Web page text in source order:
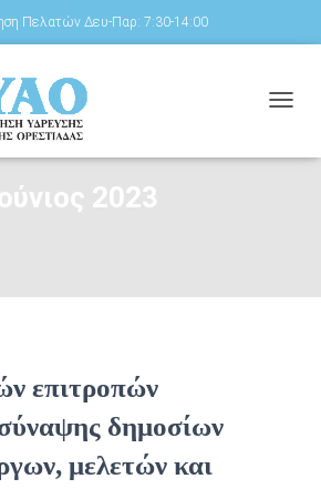
Πελατών Δευ-Παρ: 7:30-14:00
2023
επιτροπών
δημοσίων
μελετών και